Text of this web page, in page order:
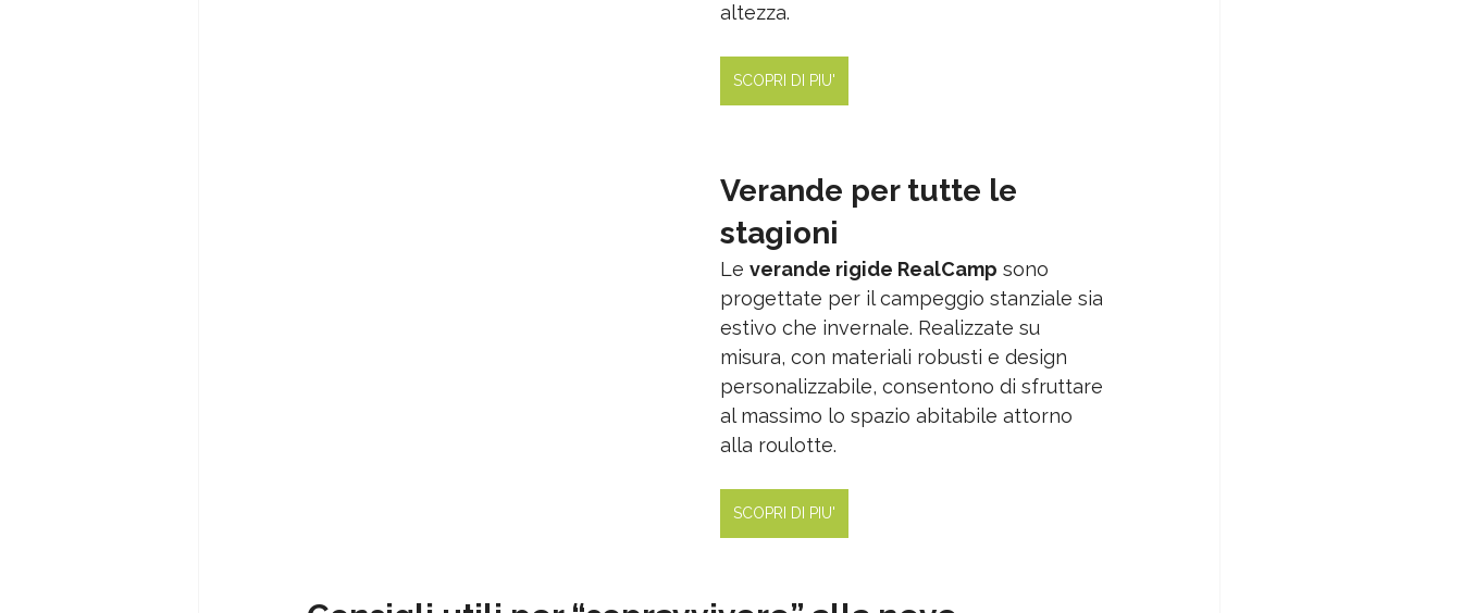
altezza.
SCOPRI DI PIU'
Verande per tutte le
stagioni
Le verande rigide RealCamp sono
progettate per il campeggio stanziale sia
estivo che invernale. Realizzate su
misura, con materiali robusti e design
personalizzabile, consentono di sfruttare
al massimo lo spazio abitabile attorno
alla roulotte.
SCOPRI DI PIU'